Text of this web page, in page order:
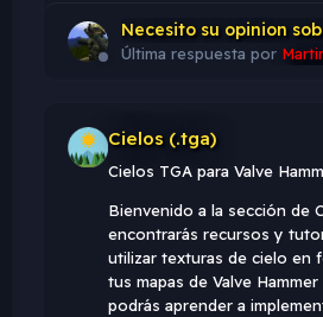
Necesito su opinion
Última respuesta por
Cielos (.tga)
Cielos TGA para Valve
Bienvenido a la sección de
encontrarás recursos y
utilizar texturas de cielo en
tus mapas de Valve
podrás aprender a